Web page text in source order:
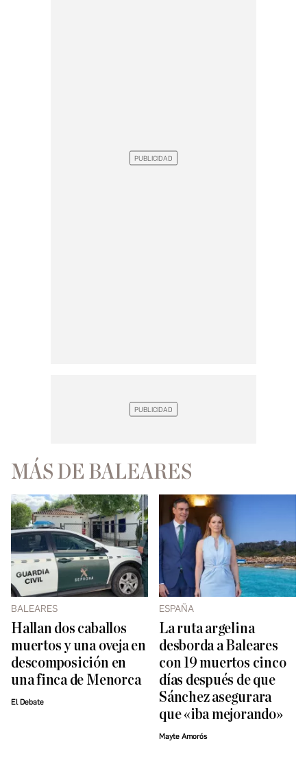
MÁS DE BALEARES
BALEARES
Hallan dos caballos
muertos y una oveja en
descomposición en
una finca de Menorca
El Debate
ESPAÑA
La ruta argelina
desborda a Baleares
con 19 muertos cinco
días después de que
Sánchez asegurara
que «iba mejorando»
Mayte Amorós